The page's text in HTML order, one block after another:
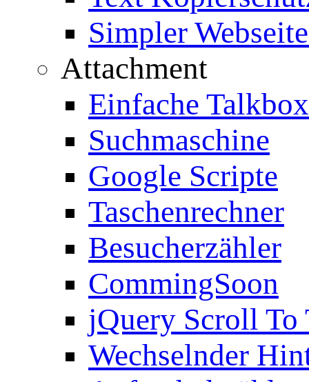
Simpler
Attachment
Einfache Talkbox
Suchmaschine
Google Scripte
Taschenrechner
Besucherzähler
CommingSoon
jQuery Scroll To
Wechselnder